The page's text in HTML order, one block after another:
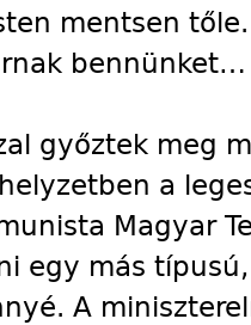
mentsen
bennünket…
győztek meg
a
Magyar
egy más
A